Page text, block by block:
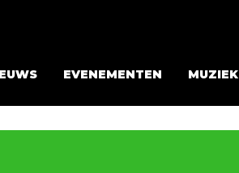
EVENEMENTEN MUZIEK